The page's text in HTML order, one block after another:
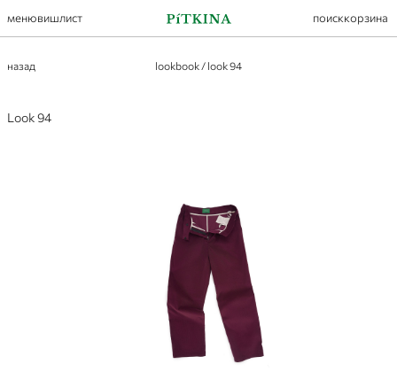
менювишлист поисккорзина
назад lookbook / look 94
Look 94